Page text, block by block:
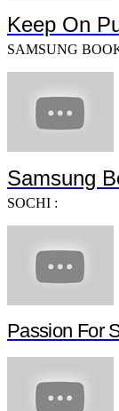
Keep On
SAMSUNG
Samsung
SOCHI :
Passion For